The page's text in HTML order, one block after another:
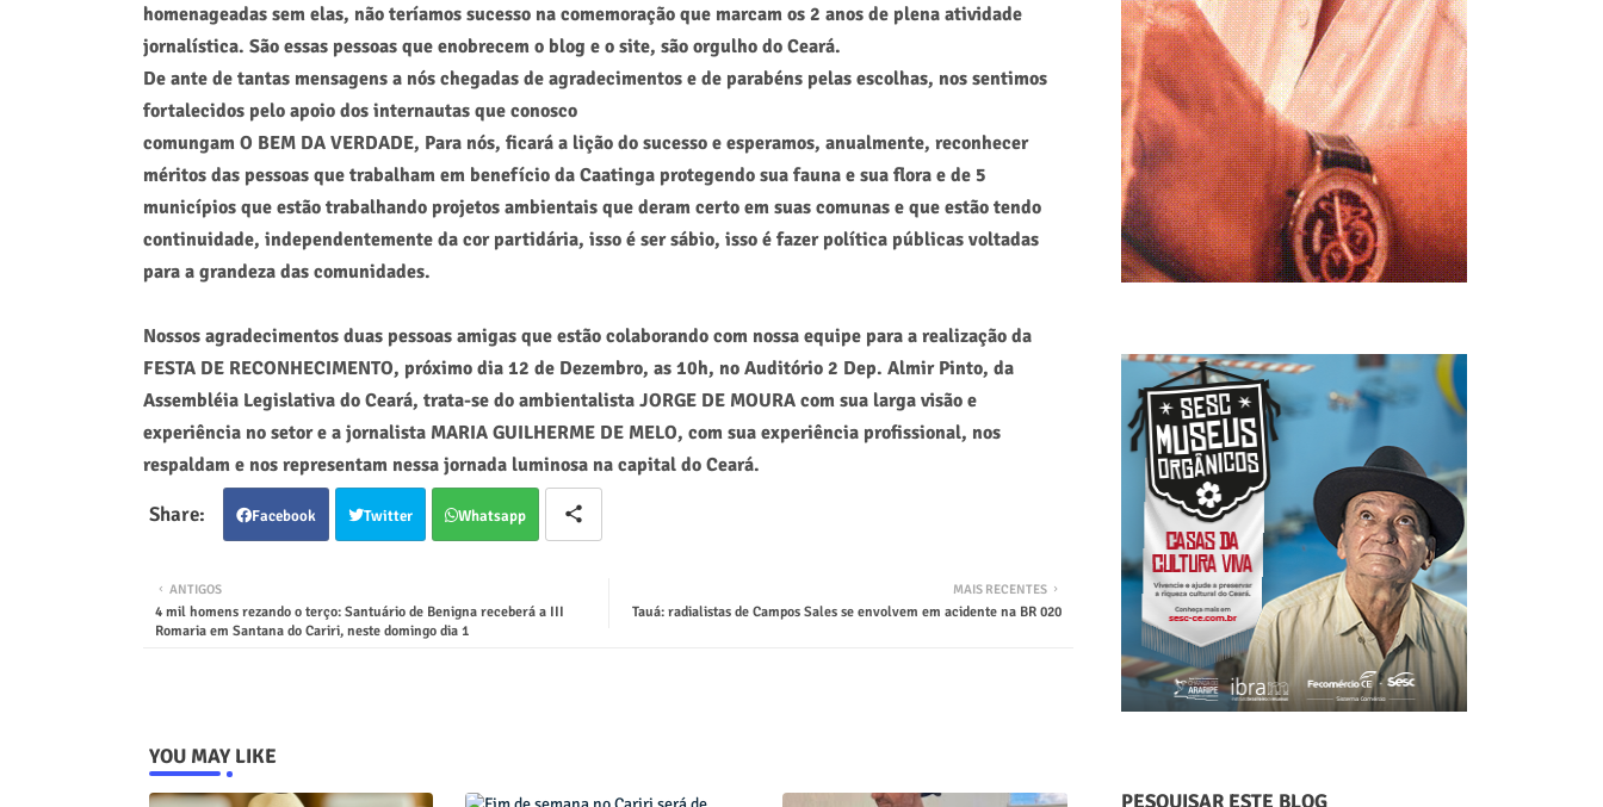
homenageadas sem elas, não teríamos sucesso na comemoração que marcam os 2 anos de plena atividade
jornalística. São essas pessoas que enobrecem o blog e o site, são orgulho do Ceará.
De ante de tantas mensagens a nós chegadas de agradecimentos e de parabéns pelas escolhas, nos sentimos
fortalecidos pelo apoio dos internautas que conosco
comungam O BEM DA VERDADE, Para nós, ficará a lição do sucesso e esperamos, anualmente, reconhecer
méritos das pessoas que trabalham em benefício da Caatinga protegendo sua fauna e sua flora e de 5
municípios que estão trabalhando projetos ambientais que deram certo em suas comunas e que estão tendo
continuidade, independentemente da cor partidária, isso é ser sábio, isso é fazer política públicas voltadas
para a grandeza das comunidades.
Nossos agradecimentos duas pessoas amigas que estão colaborando com nossa equipe para a realização da
FESTA DE RECONHECIMENTO, próximo dia 12 de Dezembro, as 10h, no Auditório 2 Dep. Almir Pinto, da
Assembléia Legislativa do Ceará, trata-se do ambientalista JORGE DE MOURA com sua larga visão e
experiência no setor e a jornalista MARIA GUILHERME DE MELO, com sua experiência profissional, nos
respaldam e nos representam nessa jornada luminosa na capital do Ceará.
Facebook Twitter Whatsapp
MAIS RECENTES
Tauá: radialistas de Campos Sales se envolvem em acidente na BR 020
ANTIGOS
4 mil homens rezando o terço: Santuário de Benigna receberá a III
Romaria em Santana do Cariri, neste domingo dia 1
YOU MAY LIKE
PESQUISAR ESTE BLOG